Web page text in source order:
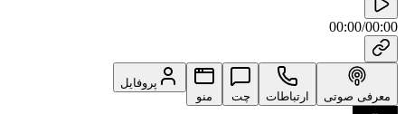
00:00/00:00
معرفی صوتی ارتباطات چت منو
پروفایل